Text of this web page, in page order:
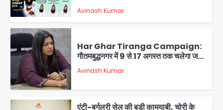
5
कराई FIR, NSA की मांग
Avinash Kumar
1
गौतमबुद्धनगर में 9 से 17 अगस्त तक चलेगा जन-
जागरूकता महाअभियान, डीएम ने की समीक्षा
बैठक
Avinash Kumar